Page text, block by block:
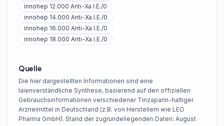
innohep 12.000 Anti-Xa I.E./0
innohep 14.000 Anti-Xa I.E./0
innohep 16.000 Anti-Xa I.E./0
innohep 18.000 Anti-Xa I.E./0
Quelle
Die hier dargestellten Informationen sind eine
laienverständliche Synthese, basierend auf den offiziellen
Gebrauchsinformationen verschiedener Tinzaparin-haltiger
Arzneimittel in Deutschland (z.B. von Herstellern wie LEO
Pharma GmbH). Stand der zugrundeliegenden Daten: August